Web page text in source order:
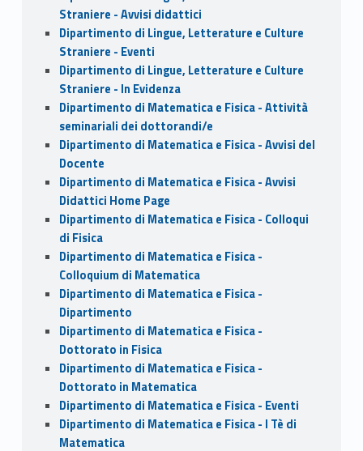
Straniere - Avvisi didattici
Dipartimento di Lingue, Letterature e Culture
Straniere - Eventi
Dipartimento di Lingue, Letterature e Culture
Straniere - In Evidenza
Dipartimento di Matematica e Fisica - Attività
seminariali dei dottorandi/e
Dipartimento di Matematica e Fisica - Avvisi del
Docente
Dipartimento di Matematica e Fisica - Avvisi
Didattici Home Page
Dipartimento di Matematica e Fisica - Colloqui
di Fisica
Dipartimento di Matematica e Fisica -
Colloquium di Matematica
Dipartimento di Matematica e Fisica -
Dipartimento
Dipartimento di Matematica e Fisica -
Dottorato in Fisica
Dipartimento di Matematica e Fisica -
Dottorato in Matematica
Dipartimento di Matematica e Fisica - Eventi
Dipartimento di Matematica e Fisica - I Tè di
Matematica